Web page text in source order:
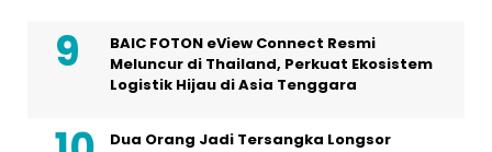
BAIC FOTON eView Connect Resmi
Meluncur di Thailand, Perkuat Ekosistem
Logistik Hijau di Asia Tenggara
Dua Orang Jadi Tersangka Longsor